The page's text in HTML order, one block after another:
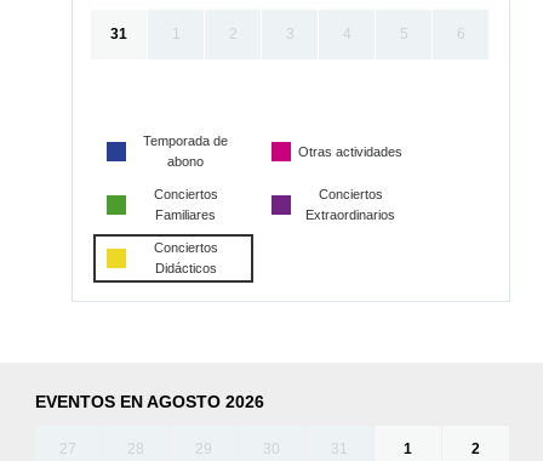
31 1 2 3 4 5 6
Temporada de
abono
Otras actividades
Conciertos
Familiares
Conciertos
Extraordinarios
Conciertos
Didácticos
EVENTOS EN AGOSTO 2026
27 28 29 30 31 1 2